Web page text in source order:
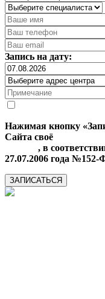
Запись на дату:
Нажимая кнопку
Сайта своё
, в
27.07.2006 года
ЗАПИСАТЬСЯ